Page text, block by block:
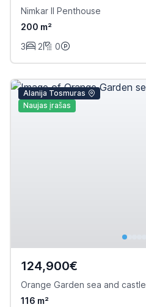
Nimkar II Penthouse
200 m²
3
2 0
Alanija Tosmuras
Naujas įrašas
124,900€
Orange Garden sea and castle
116 m²